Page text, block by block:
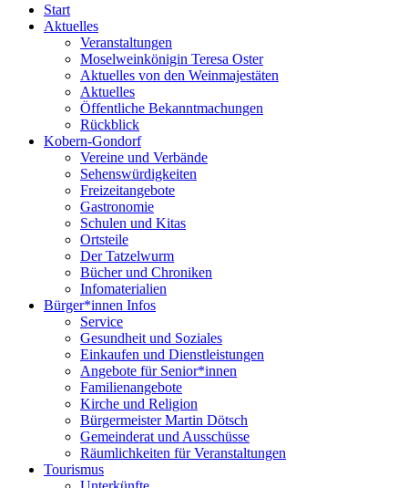
Start
Aktuelles
Veranstaltungen
Moselweinkönigin Teresa Oster
Aktuelles von den Weinmajestäten
Aktuelles
Öffentliche Bekanntmachungen
Rückblick
Kobern-Gondorf
Vereine und Verbände
Sehenswürdigkeiten
Freizeitangebote
Gastronomie
Schulen und Kitas
Ortsteile
Der Tatzelwurm
Bücher und Chroniken
Infomaterialien
Bürger*innen Infos
Service
Gesundheit und Soziales
Einkaufen und Dienstleistungen
Angebote für Senior*innen
Familienangebote
Kirche und Religion
Bürgermeister Martin Dötsch
Gemeinderat und Ausschüsse
Räumlichkeiten für Veranstaltungen
Tourismus